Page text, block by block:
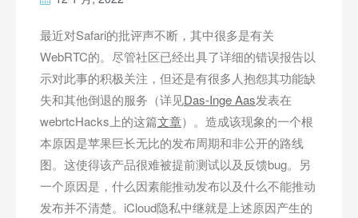
最近对Safari的批评声不断，其中很多是有关
WebRTC的。尽管社区已经出具了详细的错误报告以
示对此事的积极关注，但还是有很多人抱怨其功能缺
失和其他倒退的服务（详见Das-Inge Aas发表在
webrtcHacks上的这篇文章）。造成该现象的一个根
本原因是苹果巨长无比的发布周期和非公开的路线
图。这使得该产品很难被提前测试以及反馈bug。另
一个原因是，什么因素能推动发布以及什么不能推动
发布并不清楚。iCloud隐私中继就是上述原因产生的